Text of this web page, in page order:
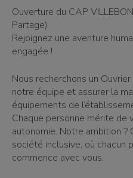
Ouverture du CAP
Partage)
Rejoignez une aventure
engagée !
Nous recherchons un
notre équipe et assurer la
équipements de
Chaque personne mérite de
autonomie. Notre ambition ?
société inclusive, où chacun
commence avec vous.